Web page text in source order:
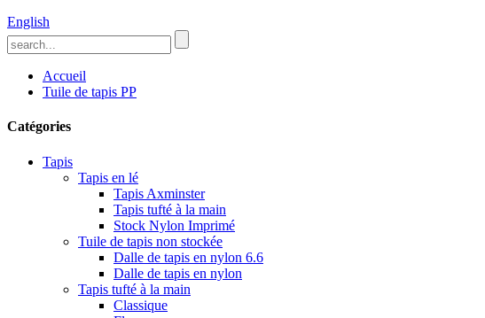
English
Accueil
Tuile de tapis PP
Catégories
Tapis
Tapis en lé
Tapis Axminster
Tapis tufté à la main
Stock Nylon Imprimé
Tuile de tapis non stockée
Dalle de tapis en nylon 6.6
Dalle de tapis en nylon
Tapis tufté à la main
Classique